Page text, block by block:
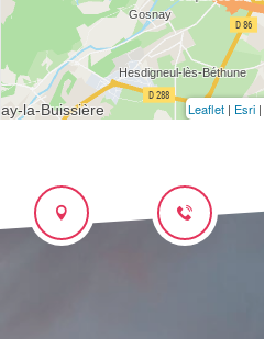
Leaflet | Esri |